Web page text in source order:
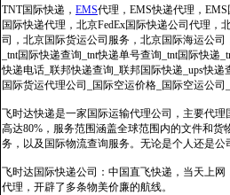
TNT国际快递， EMS代理，EMS快递代理，EMS
国际快递代理，北京FedEx国际快递公司代理
司，北京国际货运公司服务，北京国际海运公
_tnt国际快递查询_tnt快递单号查询_tnt国际快
快递电话_联邦快递查询_联邦国际快递_ups快
国际货运代理公司_国际空运价格_国际空运公
飞时达快递是一家国际运输代理公司，主要代
高达80%，服务范围涵盖全球范围内的文件和
务，以及国际物流查询服务。无论是个人还是
飞时达国际快递公司：中国直飞快递，当天上
代理，开辟了多条物美价廉的航线。